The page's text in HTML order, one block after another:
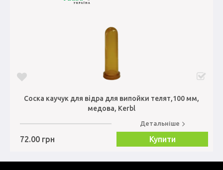
Соска каучук для відра для випойки телят,100 мм,
медова, Kerbl
72.00 грн
Детальніше
Купити